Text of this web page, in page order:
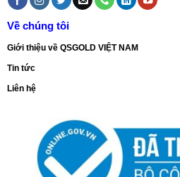
Về chúng tôi
Giới thiệu về QSGOLD VIỆT NAM
Tin tức
Liên hệ